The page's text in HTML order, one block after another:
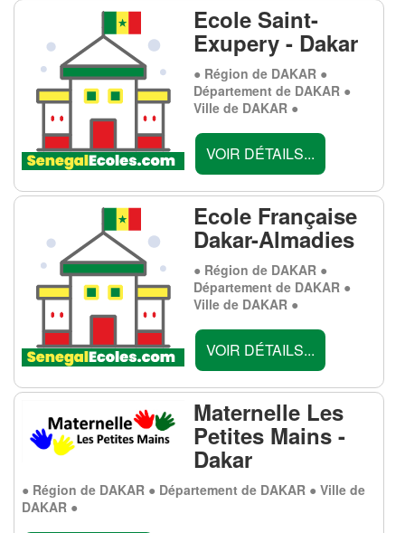
Ecole Saint-
Exupery - Dakar
● Région de DAKAR ●
Département de DAKAR ●
Ville de DAKAR ●
VOIR DÉTAILS...
Ecole Française
Dakar-Almadies
● Région de DAKAR ●
Département de DAKAR ●
Ville de DAKAR ●
VOIR DÉTAILS...
Maternelle Les
Petites Mains -
Dakar
● Région de DAKAR ● Département de DAKAR ● Ville de
DAKAR ●